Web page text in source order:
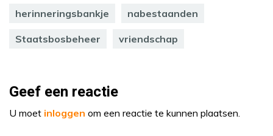
herinneringsbankje nabestaanden
Staatsbosbeheer vriendschap
Geef een reactie
U moet inloggen om een reactie te kunnen plaatsen.